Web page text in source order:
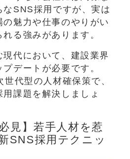
なSNS採用ですが、実は
魅力や仕事のやりがい
る強みがあります。
現代において、建設業界
デートが必要です。
代型の人材確保策で、
課題を解決しましょ
見】若手人材を惹
SNS採用テクニッ